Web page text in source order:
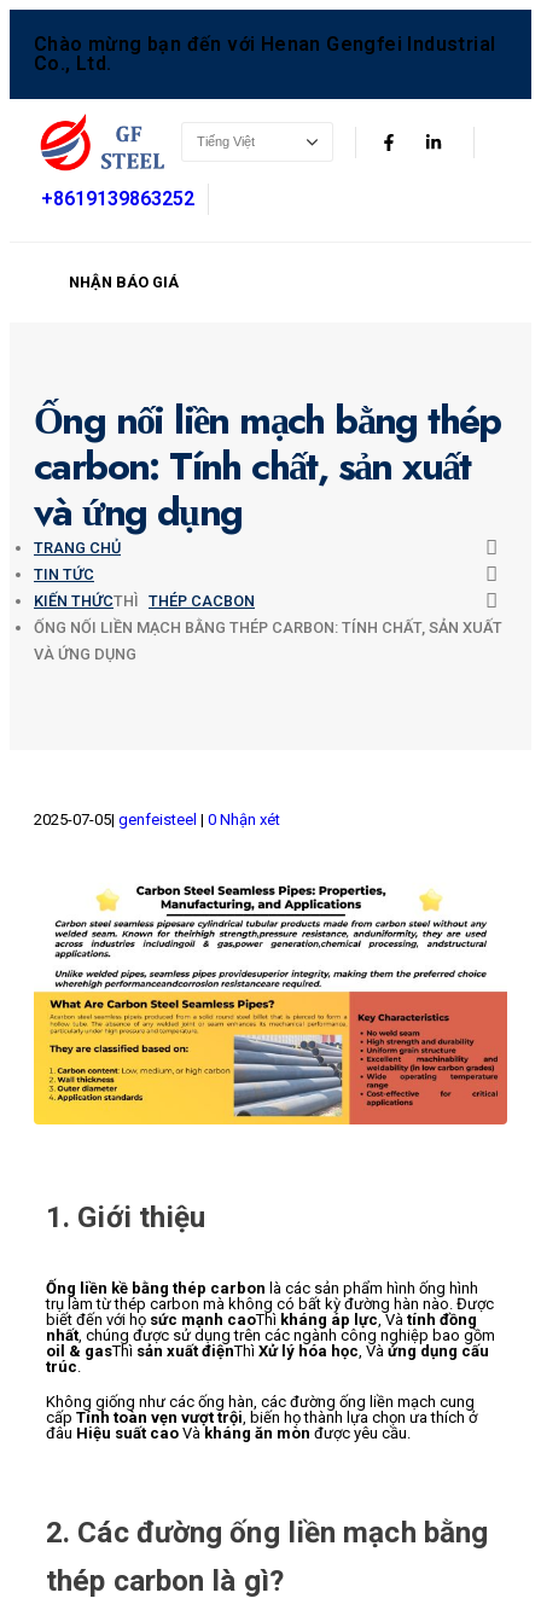
Chào mừng bạn đến với Henan Gengfei Industrial
Co., Ltd.
+8619139863252
NHẬN BÁO GIÁ
Ống nối liền mạch bằng thép
carbon: Tính chất, sản xuất
và ứng dụng
TRANG CHỦ
TIN TỨC
KIẾN THỨCTHÌ THÉP CACBON
ỐNG NỐI LIỀN MẠCH BẰNG THÉP CARBON: TÍNH CHẤT, SẢN XUẤT
VÀ ỨNG DỤNG
2025-07-05 genfeisteel 0 Nhận xét
1. Giới thiệu
Ống liền kề bằng thép carbon là các sản phẩm hình ống hình
trụ làm từ thép carbon mà không có bất kỳ đường hàn nào. Được
biết đến với họ sức mạnh caoThì kháng áp lực , Và tính đồng
nhất , chúng được sử dụng trên các ngành công nghiệp bao gồm
oil & gasThì sản xuất điệnThì Xử lý hóa học , Và ứng dụng cấu
trúc
Không giống như các ống hàn, các đường ống liền mạch cung
cấp Tính toàn vẹn vượt trội, biến họ thành lựa chọn ưa thích ở
đâu Hiệu suất cao Và kháng ăn mòn được yêu cầu.
2. Các đường ống liền mạch bằng
thép carbon là gì?